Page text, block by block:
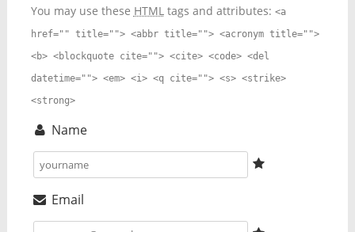
You may use these HTMLtags and attributes: <a
href="" title=""> <abbr title=""> <acronym title="">
<b> <blockquote cite=""> <cite> <code> <del
datetime=""> <em> <i> <q cite=""> <s> <strike>
<strong>
Name
Email